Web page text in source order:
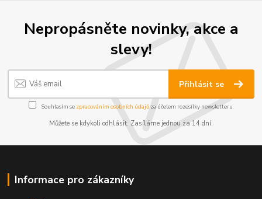
Nepropásněte novinky, akce a
slevy!
Přihlásit se
Souhlasím se zpracováním osobních údajůza účelem rozesílky newsletteru.
Můžete se kdykoli odhlásit. Zasíláme jednou za 14 dní.
Informace pro zákazníky